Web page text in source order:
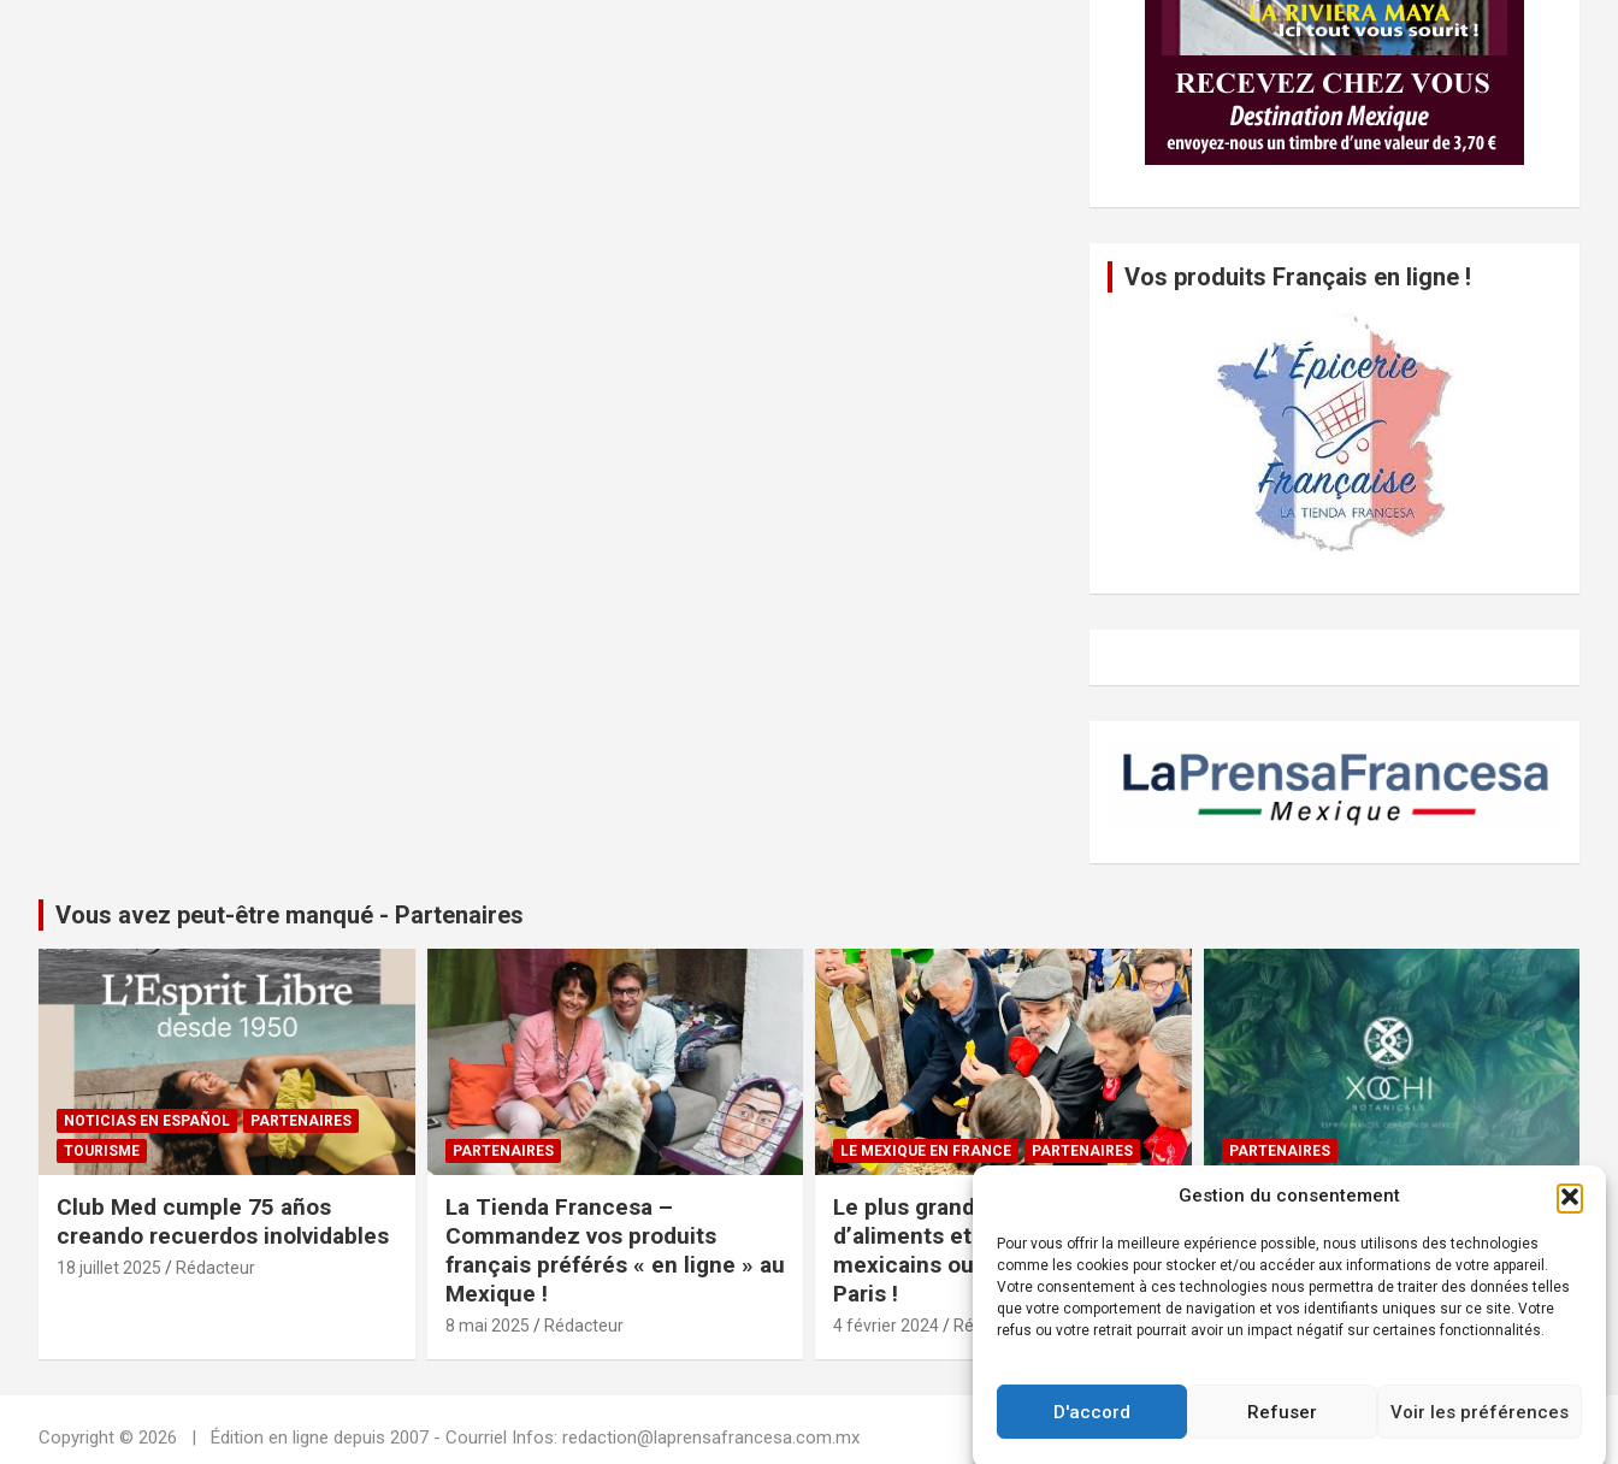
Gestion du consentement
Pour vous offrir la meilleure expérience possible, nous utilisons des technologies
comme les cookies pour stocker et/ou accéder aux informations de votre appareil.
Votre consentement à ces technologies nous permettra de traiter des données telles
que votre comportement de navigation et vos identifiants uniques sur ce site. Votre
refus ou votre retrait pourrait avoir un impact négatif sur certaines fonctionnalités.
D'accord Refuser Voir les préférences
Vos produits Français en ligne !
Vous avez peut-être manqué - Partenaires
NOTICIAS EN ESPAÑOL
PARTENAIRES
TOURISME
Club Med cumple 75 años
creando recuerdos inolvidables
18 juillet 2025 Rédacteur
PARTENAIRES
La Tienda Francesa –
Commandez vos produits
français préférés « en ligne » au
Mexique !
8 mai 2025 Rédacteur
LE MEXIQUE EN FRANCE PARTENAIRES
Le plus grand magasin
d’aliments et produits
mexicains ouvre ses portes à
Paris !
4 février 2024 Rédacteur
PARTENAIRES
Devenez Ambassadeur XOCHI
BOTANICALS – « El espíritu
francés con corazón de
México! »
24 août 2022 Rédacteur
Copyright © 2026 Édition en ligne depuis 2007 - Courriel Infos: redaction@laprensafrancesa.com.mx